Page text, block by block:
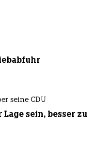
seine CDU
sein, besser zu